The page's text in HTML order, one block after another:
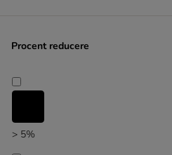
Carnilove True Fresh
Chappi
Procent reducere
> 5%